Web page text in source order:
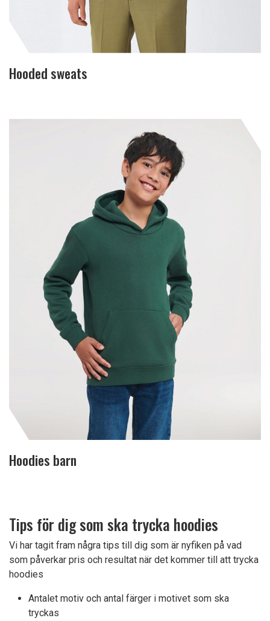
Hooded sweats
Hoodies barn
Tips för dig som ska trycka hoodies
Vi har tagit fram några tips till dig som är nyfiken på vad
som påverkar pris och resultat när det kommer till att trycka
hoodies
Antalet motiv och antal färger i motivet som ska
tryckas